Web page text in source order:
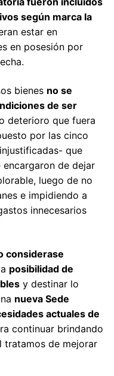
según marca la
estar en
en posesión por
bienes no se
de ser
deterioro que fuera
por las cinco
que
encargaron de dejar
luego de no
e impidiendo a
innecesarios
considerase
posibilidad de
y destinar lo
nueva Sede
actuales de
continuar brindando
tratamos de mejorar